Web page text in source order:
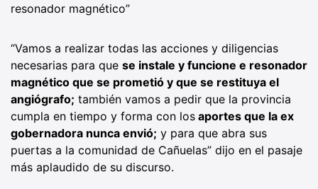
resonador magnético”
“Vamos a realizar todas las acciones y diligencias
necesarias para que se instale y funcione e resonador
magnético que se prometió y que se restituya el
angiógrafo; también vamos a pedir que la provincia
cumpla en tiempo y forma con los aportes que la ex
gobernadora nunca envió; y para que abra sus
puertas a la comunidad de Cañuelas” dijo en el pasaje
más aplaudido de su discurso.